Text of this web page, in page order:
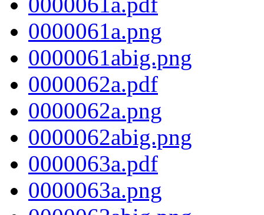
0000061a.png
0000061abig.png
0000062a.pdf
0000062a.png
0000062abig.png
0000063a.pdf
0000063a.png